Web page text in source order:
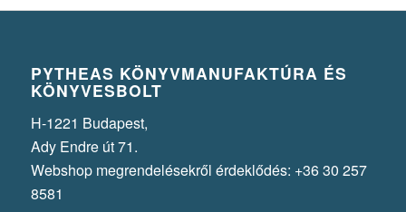
PYTHEAS KÖNYVMANUFAKTÚRA ÉS
KÖNYVESBOLT
H-1221 Budapest,
Ady Endre út 71.
Webshop megrendelésekről érdeklődés: +36 30 257
8581